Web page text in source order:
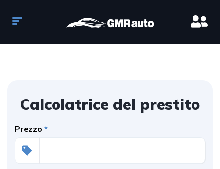
Calcolatrice del prestito
Prezzo *